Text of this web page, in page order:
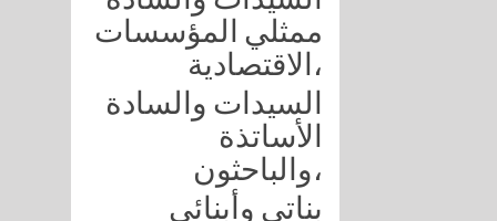
ممثلي المؤسسات
الاقتصادية،
السيدات والسادة
الأساتذة
والباحثون،
بناتي وأبنائي